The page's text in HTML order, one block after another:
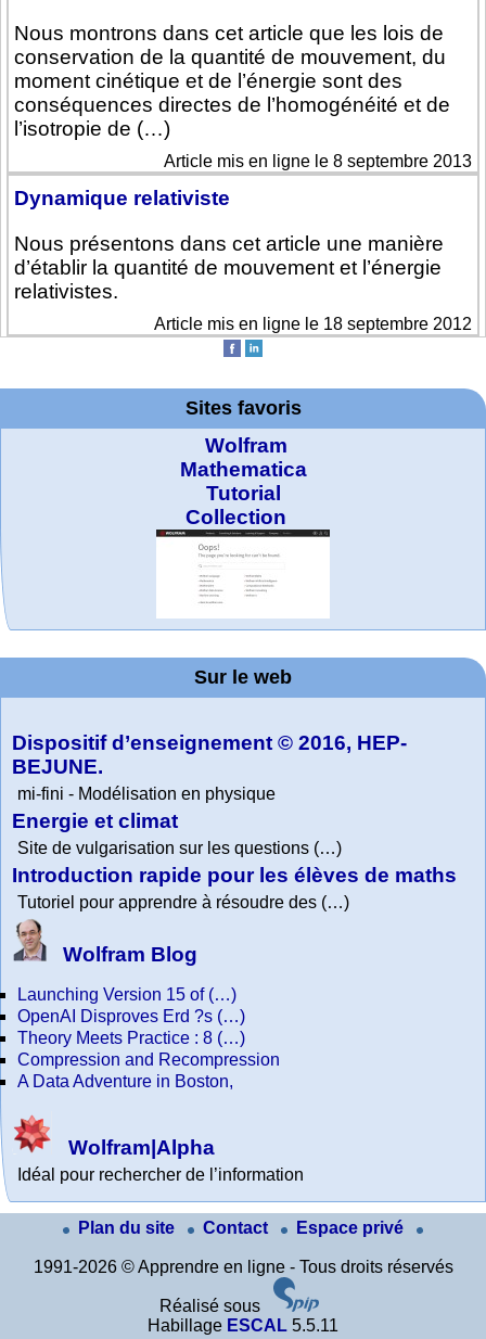
Nous montrons dans cet article que les lois de
conservation de la quantité de mouvement, du
moment cinétique et de l’énergie sont des
conséquences directes de l’homogénéité et de
l’isotropie de (…)
Article mis en ligne le 8 septembre 2013
Dynamique relativiste
Nous présentons dans cet article une manière
d’établir la quantité de mouvement et l’énergie
relativistes.
Article mis en ligne le 18 septembre 2012
Sites favoris
MATHCURVE.CO
M
Wolfram
Mathematica
Tutorial
Collection
Wolfram
Education Portal
Wolfram web
resources
Online math
practice and
lessons
WolframTones :
Generate a
Composition
TED Talks
Arts-Scènes
Wolfram
Demonstrations
Project. College
Physics
Office fédéral de
la statistique
Sur le web
Dispositif d’enseignement © 2016, HEP-
BEJUNE.
mi-fini - Modélisation en physique
Energie et climat
Site de vulgarisation sur les questions (…)
Introduction rapide pour les élèves de maths
Tutoriel pour apprendre à résoudre des (…)
Wolfram Blog
Launching Version 15 of (…)
OpenAI Disproves Erd ?s (…)
Theory Meets Practice : 8 (…)
Compression and Recompression
A Data Adventure in Boston,
Wolfram|Alpha
Idéal pour rechercher de l’information
Plan du site Contact Espace privé
1991-2026 © Apprendre en ligne - Tous droits réservés
Réalisé sous
Habillage ESCAL 5.5.11